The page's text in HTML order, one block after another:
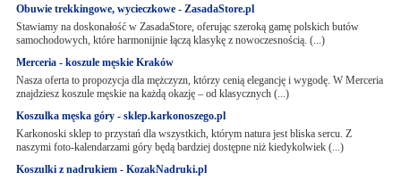
Obuwie trekkingowe, wycieczkowe - ZasadaStore.pl
Stawiamy na doskonałość w ZasadaStore, oferując szeroką gamę polskich butów
samochodowych, które harmonijnie łączą klasykę z nowoczesnością. (...)
Merceria - koszule męskie Kraków
Nasza oferta to propozycja dla mężczyzn, którzy cenią elegancję i wygodę. W Merceria
znajdziesz koszule męskie na każdą okazję – od klasycznych (...)
Koszulka męska góry - sklep.karkonoszego.pl
Karkonoski sklep to przystań dla wszystkich, którym natura jest bliska sercu. Z
naszymi foto-kalendarzami góry będą bardziej dostępne niż kiedykolwiek (...)
Koszulki z nadrukiem - KozakNadruki.pl